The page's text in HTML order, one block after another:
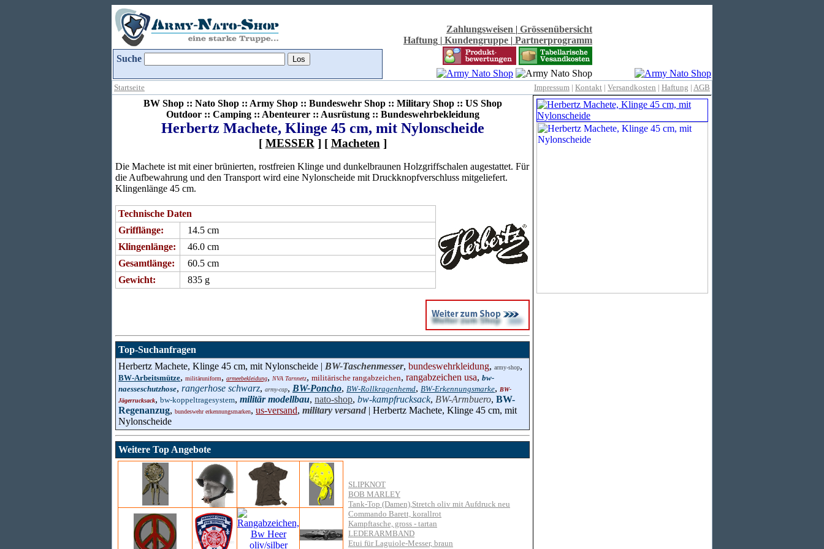
Suche
Zahlungsweisen | Grössenübersicht
Haftung | Kundengruppe | Partnerprogramm
Startseite Impressum | Kontakt | Versandkosten | Haftung | AGB
BW Shop :: Nato Shop :: Army Shop :: Bundeswehr Shop :: Military Shop :: US Shop
Outdoor :: Camping :: Abenteurer :: Ausrüstung :: Bundeswehrbekleidung
Herbertz Machete, Klinge 45 cm, mit Nylonscheide
[ MESSER ] [ Macheten ]
Die Machete ist mit einer brünierten, rostfreien Klinge und dunkelbraunen Holzgriffschalen augestattet. Für
die Aufbewahrung und den Transport wird eine Nylonscheide mit Druckknopfverschluss mitgeliefert.
Klingenlänge 45 cm.
Technische Daten
Grifflänge:
14.5 cm
Klingenlänge:
46.0 cm
Gesamtlänge:
60.5 cm
Gewicht:
835 g
Top-Suchanfragen
Herbertz Machete, Klinge 45 cm, mit Nylonscheide | BW-Taschenmesser, bundeswehrkleidung, army-shop,
BW-Arbeitsmütze, militäruniform, armeebekleidung, NVA Tarnnetz, militärische rangabzeichen, rangabzeichen usa, bw-
naesseschutzhose, rangerhose schwarz, army-cap, BW-Poncho, BW-Rollkragenhemd, BW-Erkennungsmarke, BW-
Jägerrucksack, bw-koppeltragesystem, militär modellbau, nato-shop, bw-kampfrucksack, BW-Armbuero, BW-
Regenanzug, bundeswehr erkennungsmarken, us-versand, military versand | Herbertz Machete, Klinge 45 cm, mit
Nylonscheide
Weitere Top Angebote
SLIPKNOT
BOB MARLEY
Tank-Top (Damen),Stretch oliv mit Aufdruck neu
Commando Barett, korallrot
Kampftasche, gross - tartan
LEDERARMBAND
Etui für Laguiole-Messer, braun